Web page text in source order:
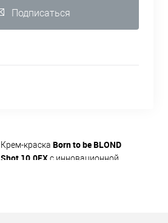
Подписаться
Крем-краска Born to be BLOND
Shot 10,0EXс инновационной